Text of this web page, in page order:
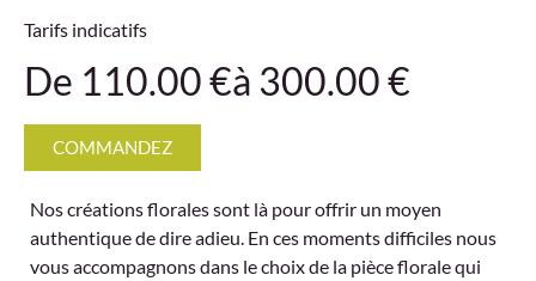
Tarifs indicatifs
De 110.00 €à 300.00 €
COMMANDEZ
Nos créations florales sont là pour offrir un moyen
authentique de dire adieu. En ces moments difficiles nous
vous accompagnons dans le choix de la pièce florale qui